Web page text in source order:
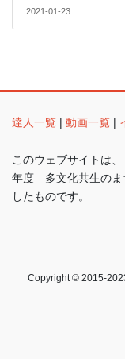
2021-01-23
達人一覧 | 動画一覧 |
このウェブサイトは
年度 多文化共生のま
したものです。
Copyright © 2015-